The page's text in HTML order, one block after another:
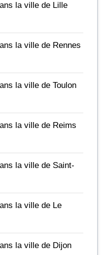
la ville de Lille
la ville de Rennes
la ville de Toulon
la ville de Reims
la ville de Saint-
la ville de Le
la ville de Dijon